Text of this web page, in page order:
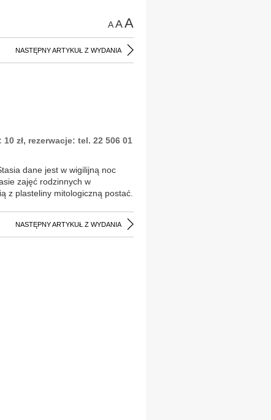
AAA
NASTĘPNY ARTYKUŁ Z WYDANIA
zł, rezerwacje: tel. 22 506 01
dane jest w wigilijną noc
zajęć rodzinnych w
z plasteliny mitologiczną postać.
NASTĘPNY ARTYKUŁ Z WYDANIA